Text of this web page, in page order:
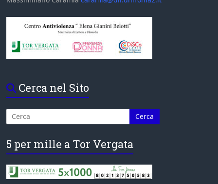
Cerca nel Sito
5 per mille a Tor Vergata